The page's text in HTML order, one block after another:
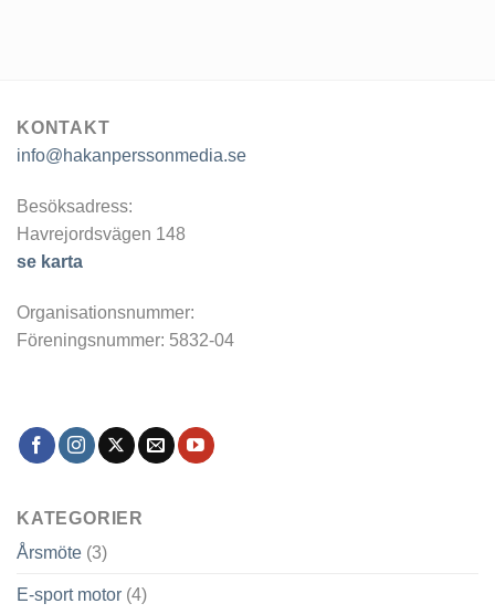
KONTAKT
info@hakanperssonmedia.se
Besöksadress:
Havrejordsvägen 148
se karta
Organisationsnummer:
Föreningsnummer: 5832-04
KATEGORIER
Årsmöte (3)
E-sport motor (4)